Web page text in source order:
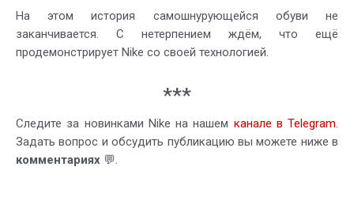
На этом история самошнурующейся обуви не
заканчивается. С нетерпением ждём, что ещё
продемонстрирует Nike со своей технологией.
***
Следите за новинками Nike на нашем канале в Telegram.
Задать вопрос и обсудить публикацию вы можете ниже в
комментариях 💬.